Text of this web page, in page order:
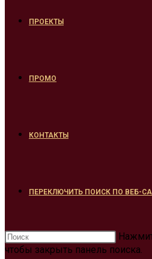
ПРОЕКТЫ
ПРОМО
КОНТАКТЫ
ПЕРЕКЛЮЧИТЬ ПОИСК ПО ВЕБ-
чтобы закрыть панель поиска.